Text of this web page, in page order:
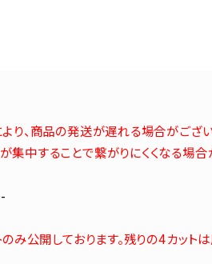
、商品の発送が遅れる場合がござい
中することで繋がりにくくなる場合
み公開しております。残りの4カット